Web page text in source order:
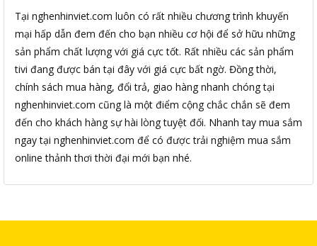
Tại nghenhinviet.com luôn có rất nhiều chương trình khuyến
mại hấp dẫn đem đến cho bạn nhiều cơ hội để sở hữu những
sản phẩm chất lượng với giá cực tốt. Rất nhiều các sản phẩm
tivi đang được bán tại đây với giá cực bất ngờ. Đồng thời,
chính sách mua hàng, đổi trả, giao hàng nhanh chóng tại
nghenhinviet.com cũng là một điểm cộng chắc chắn sẽ đem
đến cho khách hàng sự hài lòng tuyệt đối. Nhanh tay mua sắm
ngay tại nghenhinviet.com để có được trải nghiệm mua sắm
online thảnh thơi thời đại mới bạn nhé.